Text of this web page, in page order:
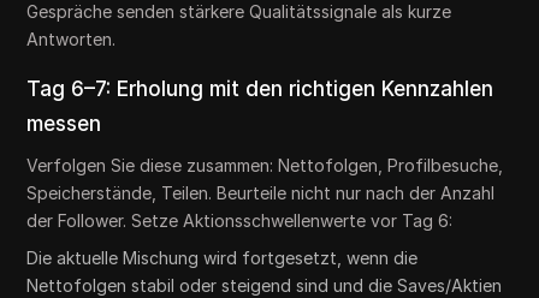
Gespräche senden stärkere Qualitätssignale als kurze
Antworten.
Tag 6–7: Erholung mit den richtigen Kennzahlen
messen
Verfolgen Sie diese zusammen: Nettofolgen, Profilbesuche,
Speicherstände, Teilen. Beurteile nicht nur nach der Anzahl
der Follower. Setze Aktionsschwellenwerte vor Tag 6:
Die aktuelle Mischung wird fortgesetzt, wenn die
Nettofolgen stabil oder steigend sind und die Saves/Aktien